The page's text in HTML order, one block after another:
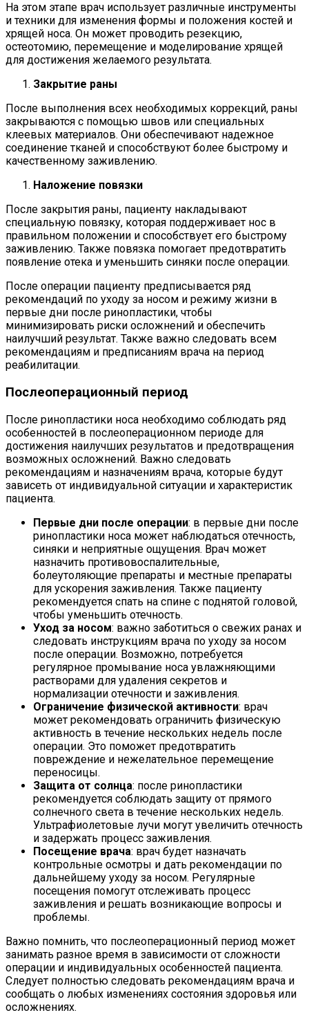
На этом этапе врач использует различные инструменты
и техники для изменения формы и положения костей и
хрящей носа. Он может проводить резекцию,
остеотомию, перемещение и моделирование хрящей
для достижения желаемого результата.
Закрытие раны
После выполнения всех необходимых коррекций, раны
закрываются с помощью швов или специальных
клеевых материалов. Они обеспечивают надежное
соединение тканей и способствуют более быстрому и
качественному заживлению.
Наложение повязки
После закрытия раны, пациенту накладывают
специальную повязку, которая поддерживает нос в
правильном положении и способствует его быстрому
заживлению. Также повязка помогает предотвратить
появление отека и уменьшить синяки после операции.
После операции пациенту предписывается ряд
рекомендаций по уходу за носом и режиму жизни в
первые дни после ринопластики, чтобы
минимизировать риски осложнений и обеспечить
наилучший результат. Также важно следовать всем
рекомендациям и предписаниям врача на период
реабилитации.
Послеоперационный период
После ринопластики носа необходимо соблюдать ряд
особенностей в послеоперационном периоде для
достижения наилучших результатов и предотвращения
возможных осложнений. Важно следовать
рекомендациям и назначениям врача, которые будут
зависеть от индивидуальной ситуации и характеристик
пациента.
Первые дни после операции: в первые дни после
ринопластики носа может наблюдаться отечность,
синяки и неприятные ощущения. Врач может
назначить противовоспалительные,
болеутоляющие препараты и местные препараты
для ускорения заживления. Также пациенту
рекомендуется спать на спине с поднятой головой,
чтобы уменьшить отечность.
Уход за носом: важно заботиться о свежих ранах и
следовать инструкциям врача по уходу за носом
после операции. Возможно, потребуется
регулярное промывание носа увлажняющими
растворами для удаления секретов и
нормализации отечности и заживления.
Ограничение физической активности: врач
может рекомендовать ограничить физическую
активность в течение нескольких недель после
операции. Это поможет предотвратить
повреждение и нежелательное перемещение
переносицы.
Защита от солнца: после ринопластики
рекомендуется соблюдать защиту от прямого
солнечного света в течение нескольких недель.
Ультрафиолетовые лучи могут увеличить отечность
и задержать процесс заживления.
Посещение врача: врач будет назначать
контрольные осмотры и дать рекомендации по
дальнейшему уходу за носом. Регулярные
посещения помогут отслеживать процесс
заживления и решать возникающие вопросы и
проблемы.
Важно помнить, что послеоперационный период может
занимать разное время в зависимости от сложности
операции и индивидуальных особенностей пациента.
Следует полностью следовать рекомендациям врача и
сообщать о любых изменениях состояния здоровья или
осложнениях.